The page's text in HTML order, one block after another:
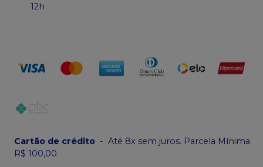
12h
Cartão de crédito - Até 8x sem juros. Parcela Mínima
R$ 100,00.